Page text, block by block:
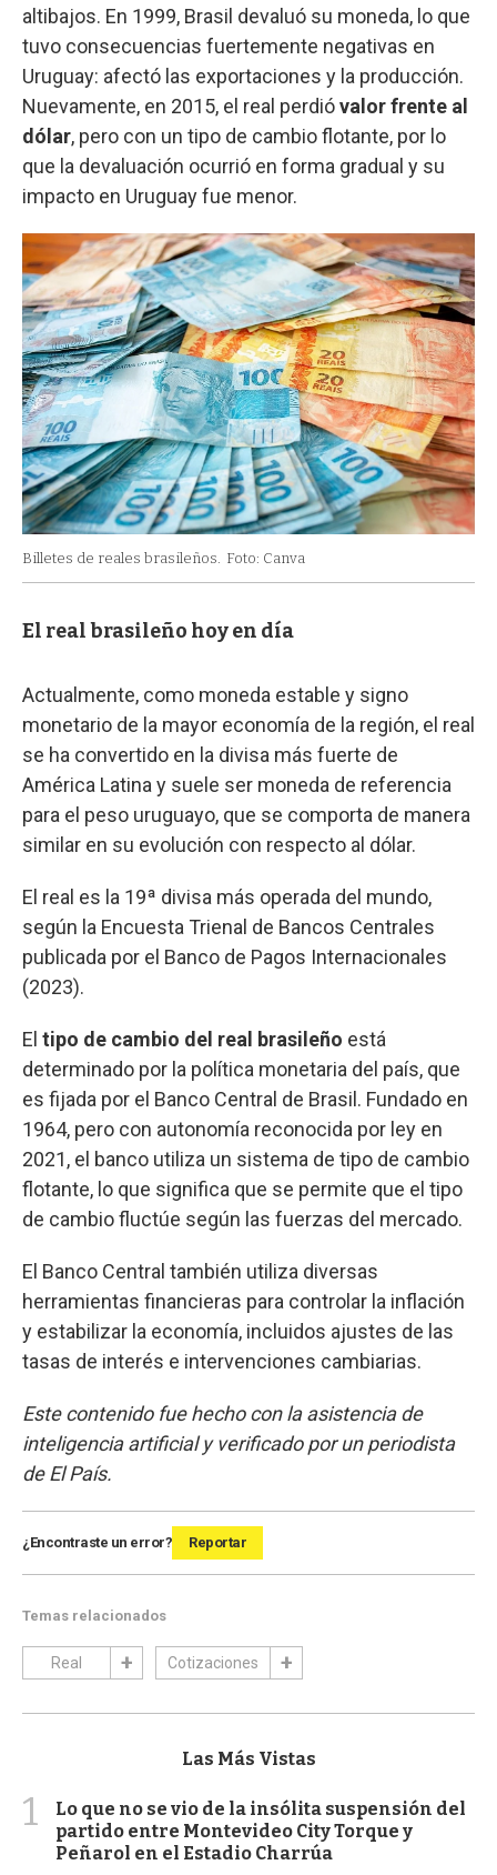
altibajos. En 1999, Brasil devaluó su moneda, lo que
tuvo consecuencias fuertemente negativas en
Uruguay: afectó las exportaciones y la producción.
Nuevamente, en 2015, el real perdióvalor frente al
dólar, pero con un tipo de cambio flotante, por lo
que la devaluación ocurrió en forma gradual y su
impacto en Uruguay fue menor.
Billetes de reales brasileños. Foto: Canva
El real brasileño hoy en día
Actualmente, como moneda estable y signo
monetario de la mayor economía de la región, el real
se ha convertido en la divisa más fuerte de
América Latina y suele ser moneda de referencia
para el peso uruguayo, que se comporta de manera
similar en su evolución con respecto al dólar.
El real es la 19ª divisa más operada del mundo,
según la Encuesta Trienal de Bancos Centrales
publicada por el Banco de Pagos Internacionales
(2023).
El tipo de cambio del real brasileño está
determinado por la política monetaria del país, que
es fijada por el Banco Central de Brasil. Fundado en
1964, pero con autonomía reconocida por ley en
2021, el banco utiliza un sistema de tipo de cambio
flotante, lo que significa que se permite que el tipo
de cambio fluctúe según las fuerzas del mercado.
El Banco Central también utiliza diversas
herramientas financieras para controlar la inflación
y estabilizar la economía, incluidos ajustes de las
tasas de interés e intervenciones cambiarias.
Este contenido fue hecho con la asistencia de
inteligencia artificial y verificado por un periodista
de El País.
¿Encontraste un error? Reportar
Temas relacionados
Real Cotizaciones
Las Más Vistas
1
Lo que no se vio de la insólita suspensión del
partido entre Montevideo City Torque y
Peñarol en el Estadio Charrúa